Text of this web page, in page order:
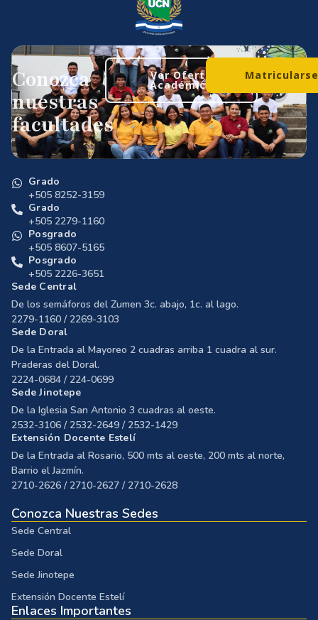
Conozca
nuestras
facultades
Ver Oferta
Académica
Grado
+505 8252-3159
Grado
+505 2279-1160
Posgrado
+505 8607-5165
Posgrado
+505 2226-3651
Sede Central
De los semáforos del Zumen 3c. abajo, 1c. al lago.
2279-1160 / 2269-3103
Sede Doral
De la Entrada al Mayoreo 2 cuadras arriba 1 cuadra al sur.
Praderas del Doral.
2224-0684 / 224-0699
Sede Jinotepe
De la Iglesia San Antonio 3 cuadras al oeste.
2532-3106 / 2532-2649 / 2532-1429
Extensión Docente Estelí
De la Entrada al Rosario, 500 mts al oeste, 200 mts al norte,
Barrio el Jazmín.
2710-2626 / 2710-2627 / 2710-2628
Conozca Nuestras Sedes
Sede Central
Sede Doral
Sede Jinotepe
Extensión Docente Estelí
Enlaces Importantes